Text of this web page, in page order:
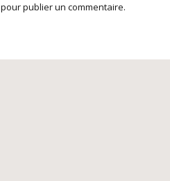
pour publier un commentaire.